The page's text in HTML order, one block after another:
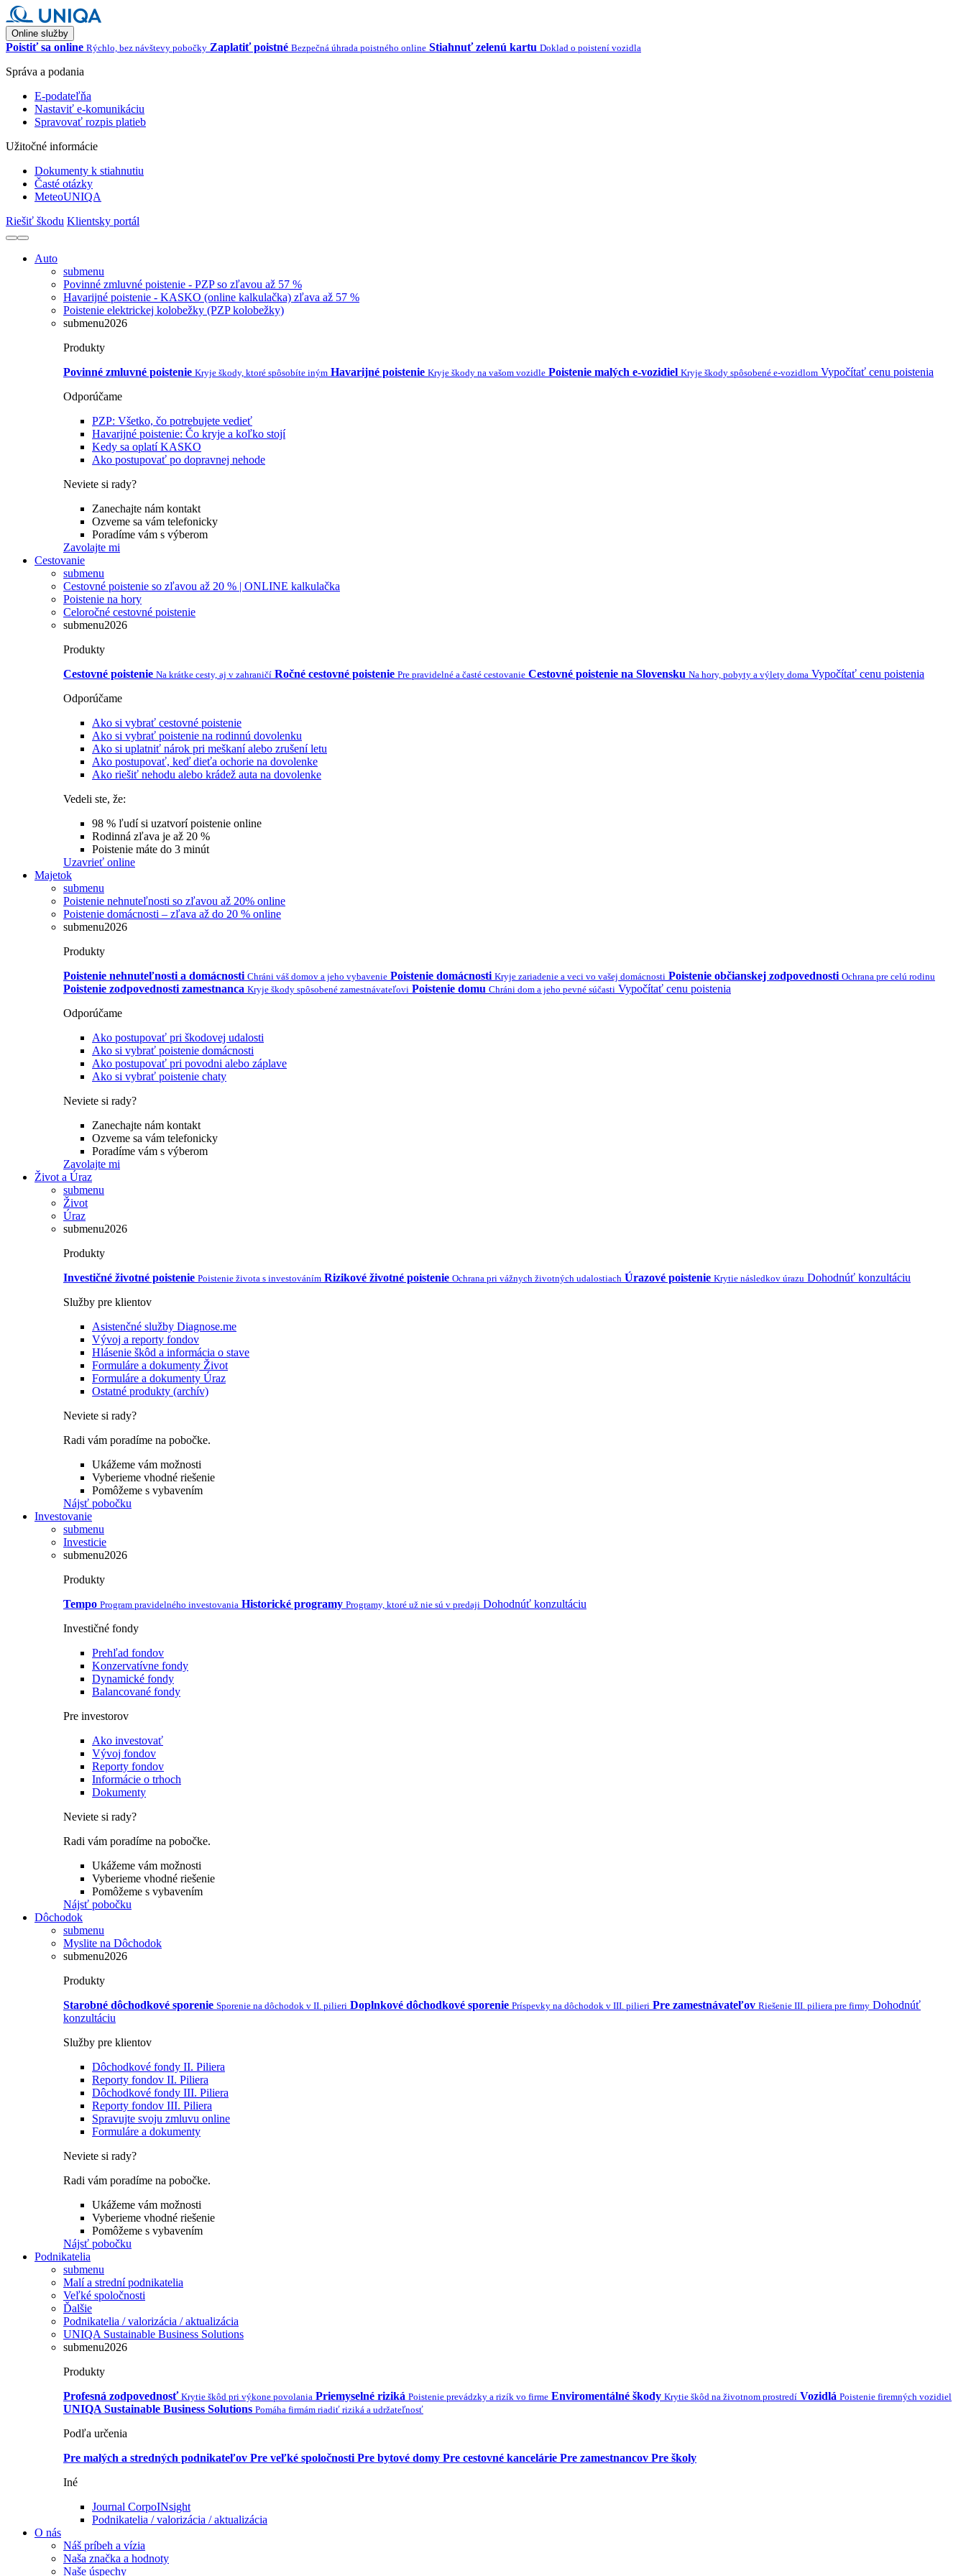
Online služby
Poistiť sa online Rýchlo, bez návštevy pobočky Zaplatiť poistné Bezpečná úhrada poistného online Stiahnuť zelenú kartu Doklad o poistení vozidla
Správa a podania
E-podateľňa
Nastaviť e-komunikáciu
Spravovať rozpis platieb
Užitočné informácie
Dokumenty k stiahnutiu
Časté otázky
MeteoUNIQA
Riešiť škodu Klientsky portál
Auto
submenu
Povinné zmluvné poistenie - PZP so zľavou až 57 %
Havarijné poistenie - KASKO (online kalkulačka) zľava až 57 %
Poistenie elektrickej kolobežky (PZP kolobežky)
submenu2026
Produkty
Povinné zmluvné poistenie Kryje škody, ktoré spôsobíte iným Havarijné poistenie Kryje škody na vašom vozidle Poistenie malých e-vozidiel Kryje škody spôsobené e-vozidlom Vypočítať cenu poistenia
Odporúčame
PZP: Všetko, čo potrebujete vedieť
Havarijné poistenie: Čo kryje a koľko stojí
Kedy sa oplatí KASKO
Ako postupovať po dopravnej nehode
Neviete si rady?
Zanechajte nám kontakt
Ozveme sa vám telefonicky
Poradíme vám s výberom
Zavolajte mi
Cestovanie
submenu
Cestovné poistenie so zľavou až 20 % | ONLINE kalkulačka
Poistenie na hory
Celoročné cestovné poistenie
submenu2026
Produkty
Cestovné poistenie Na krátke cesty, aj v zahraničí Ročné cestovné poistenie Pre pravidelné a časté cestovanie Cestovné poistenie na Slovensku Na hory, pobyty a výlety doma Vypočítať cenu poistenia
Odporúčame
Ako si vybrať cestovné poistenie
Ako si vybrať poistenie na rodinnú dovolenku
Ako si uplatniť nárok pri meškaní alebo zrušení letu
Ako postupovať, keď dieťa ochorie na dovolenke
Ako riešiť nehodu alebo krádež auta na dovolenke
Vedeli ste, že:
98 % ľudí si uzatvorí poistenie online
Rodinná zľava je až 20 %
Poistenie máte do 3 minút
Uzavrieť online
Majetok
submenu
Poistenie nehnuteľnosti so zľavou až 20% online
Poistenie domácnosti – zľava až do 20 % online
submenu2026
Produkty
Poistenie nehnuteľnosti a domácnosti Chráni váš domov a jeho vybavenie Poistenie domácnosti Kryje zariadenie a veci vo vašej domácnosti Poistenie občianskej zodpovednosti Ochrana pre celú rodinu
Poistenie zodpovednosti zamestnanca Kryje škody spôsobené zamestnávateľovi Poistenie domu Chráni dom a jeho pevné súčasti Vypočítať cenu poistenia
Odporúčame
Ako postupovať pri škodovej udalosti
Ako si vybrať poistenie domácnosti
Ako postupovať pri povodni alebo záplave
Ako si vybrať poistenie chaty
Neviete si rady?
Zanechajte nám kontakt
Ozveme sa vám telefonicky
Poradíme vám s výberom
Zavolajte mi
Život a Úraz
submenu
Život
Úraz
submenu2026
Produkty
Investičné životné poistenie Poistenie života s investováním Rizikové životné poistenie Ochrana pri vážnych životných udalostiach Úrazové poistenie Krytie následkov úrazu Dohodnúť konzultáciu
Služby pre klientov
Asistenčné služby Diagnose.me
Vývoj a reporty fondov
Hlásenie škôd a informácia o stave
Formuláre a dokumenty Život
Formuláre a dokumenty Úraz
Ostatné produkty (archív)
Neviete si rady?
Radi vám poradíme na pobočke.
Ukážeme vám možnosti
Vyberieme vhodné riešenie
Pomôžeme s vybavením
Nájsť pobočku
Investovanie
submenu
Investicie
submenu2026
Produkty
Tempo Program pravidelného investovania Historické programy Programy, ktoré už nie sú v predaji Dohodnúť konzultáciu
Investičné fondy
Prehľad fondov
Konzervatívne fondy
Dynamické fondy
Balancované fondy
Pre investorov
Ako investovať
Vývoj fondov
Reporty fondov
Informácie o trhoch
Dokumenty
Neviete si rady?
Radi vám poradíme na pobočke.
Ukážeme vám možnosti
Vyberieme vhodné riešenie
Pomôžeme s vybavením
Nájsť pobočku
Dôchodok
submenu
Myslite na Dôchodok
submenu2026
Produkty
Starobné dôchodkové sporenie Sporenie na dôchodok v II. pilieri Doplnkové dôchodkové sporenie Príspevky na dôchodok v III. pilieri Pre zamestnávateľov Riešenie III. piliera pre firmy Dohodnúť
konzultáciu
Služby pre klientov
Dôchodkové fondy II. Piliera
Reporty fondov II. Piliera
Dôchodkové fondy III. Piliera
Reporty fondov III. Piliera
Spravujte svoju zmluvu online
Formuláre a dokumenty
Neviete si rady?
Radi vám poradíme na pobočke.
Ukážeme vám možnosti
Vyberieme vhodné riešenie
Pomôžeme s vybavením
Nájsť pobočku
Podnikatelia
submenu
Malí a strední podnikatelia
Veľké spoločnosti
Ďalšie
Podnikatelia / valorizácia / aktualizácia
UNIQA Sustainable Business Solutions
submenu2026
Produkty
Profesná zodpovednosť Krytie škôd pri výkone povolania Priemyselné riziká Poistenie prevádzky a rizík vo firme Enviromentálné škody Krytie škôd na životnom prostredí Vozidlá Poistenie firemných vozidiel
UNIQA Sustainable Business Solutions Pomáha firmám riadiť riziká a udržateľnosť
Podľa určenia
Pre malých a stredných podnikateľov Pre veľké spoločnosti Pre bytové domy Pre cestovné kancelárie Pre zamestnancov Pre školy
Iné
Journal CorpoINsight
Podnikatelia / valorizácia / aktualizácia
O nás
Náš príbeh a vízia
Naša značka a hodnoty
Naše úspechy